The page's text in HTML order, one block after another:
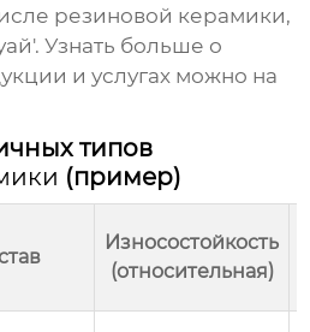
резиновой керамики,
. Узнать больше о
и услугах можно на
типов
(пример)
Износостойкость
(относительная)